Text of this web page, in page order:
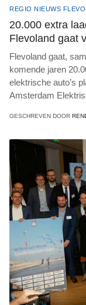
REGIO NIEUWS
20.000 extra
Flevoland gaat
Flevoland gaat,
komende jaren
elektrische auto’s
Amsterdam
GESCHREVEN DOOR